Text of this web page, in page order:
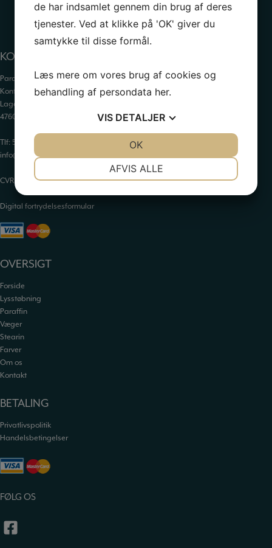
KONTAKTINFORMATION
Paraffinhuset A/S
Kontor: Orevej 211
Lager: Tandhjulet 5
4760 Vordingborg
Tlf: 55 34 05 05
info@paraffinhuset.dk
CVR: 37290505
Digital fortrydelsesformular
OVERSIGT
Forside
Lysstøbning
Paraffin
Væger
Stearin
Farver
Om os
Kontakt
BETALING
Privatlivspolitik
Handelsbetingelser
FØLG OS
de har indsamlet gennem din brug af deres
tjenester. Ved at klikke på 'OK' giver du
samtykke til disse formål.
Læs mere om vores brug af cookies og
behandling af persondata her.
VIS DETALJER
MARKETING
AFVIS ALLE
OK